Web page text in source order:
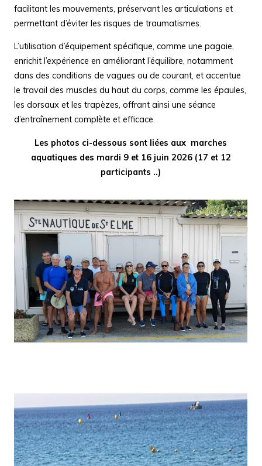
facilitant les mouvements, préservant les articulations et
permettant d’éviter les risques de traumatismes.
L’utilisation d’équipement spécifique, comme une pagaie,
enrichit l’expérience en améliorant l’équilibre, notamment
dans des conditions de vagues ou de courant, et accentue
le travail des muscles du haut du corps, comme les épaules,
les dorsaux et les trapèzes, offrant ainsi une séance
d’entraînement complète et efficace.
Les photos ci-dessous sont liées aux marches
aquatiques des mardi 9 et 16 juin 2026 (17 et 12
participants ..)